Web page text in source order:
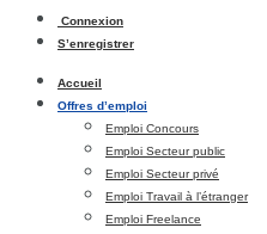
Connexion
S’enregistrer
Accueil
Offres d’emploi
Emploi Concours
Emploi Secteur public
Emploi Secteur privé
Emploi Travail à l’étranger
Emploi Freelance